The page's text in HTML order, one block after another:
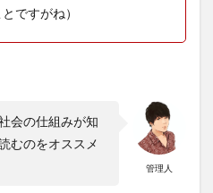
ですがね）
管理人
会の仕組みが知
むのをオススメ